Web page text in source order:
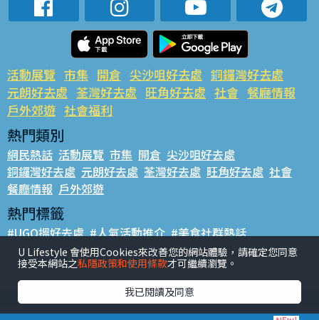
活動展覽 市集 開倉 尖沙咀好去處 銅鑼灣好去處
元朗好去處 荃灣好去處 旺角好去處 社會 餐廳情報
戶外郊遊 社會福利
熱門類別
網民熱話 活動展覽 市集 開倉 尖沙咀好去處
銅鑼灣好去處 元朗好去處 荃灣好去處 旺角好去處 社會
餐廳情報 戶外郊遊
熱門標籤
#UGO搵好去處 #人氣活動推介 #美食社群熱話
#親子玩樂好去處 #ULifestyle應用程式 #限時搶
#UJetso禮物放送 #ULifestyle商戶中心 #著數
香港經濟日報版權所有©2026
U Lifestyle 會使用Cookies來改善您的網站體驗，請確定您同意
接受本網站之私隱政策和使用條款才可繼續瀏覽。
我已閱讀及同意